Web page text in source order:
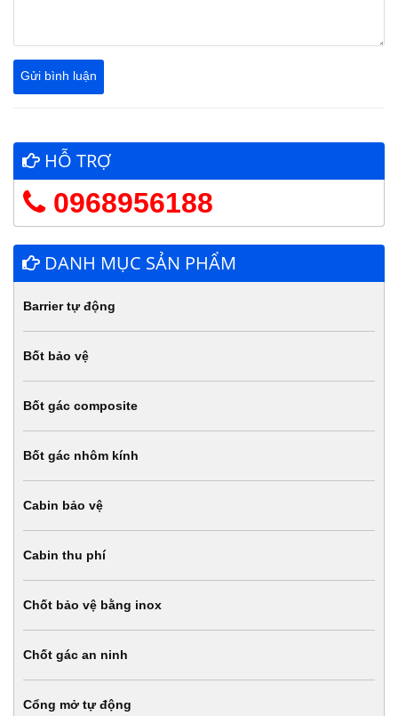
HỖ TRỢ
0968956188
DANH MỤC SẢN PHẨM
Barrier tự động
Bốt bảo vệ
Bốt gác composite
Bốt gác nhôm kính
Cabin bảo vệ
Cabin thu phí
Chốt bảo vệ bằng inox
Chốt gác an ninh
Cổng mở tự động